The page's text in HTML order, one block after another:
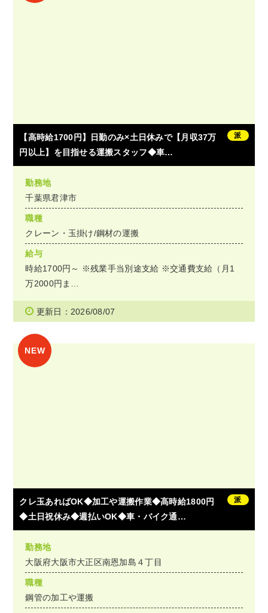
【高時給1700円】日勤のみ×土日休みで【月収37万
円以上】を目指せる運搬スタッフ◆車…
派
勤務地
千葉県君津市
職種
クレーン・玉掛け/鋼材の運搬
給与
時給1700円～ ※残業手当別途支給 ※交通費支給（月1
万2000円ま…
更新日：2026/08/07
クレ玉あればOK◆加工や運搬作業◆高時給1800円
◆土日祝休み◆週払いOK◆車・バイク通…
派
勤務地
大阪府大阪市大正区南恩加島４丁目
職種
鋼管の加工や運搬